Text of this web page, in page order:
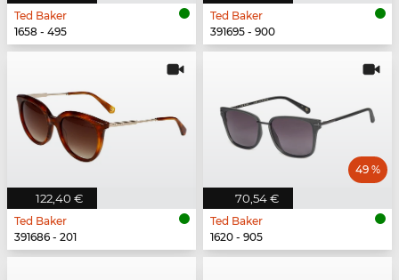
Ted Baker
1658 - 495
Ted Baker
391695 - 900
122,40 €
Ted Baker
391686 - 201
70,54 €
49 %
Ted Baker
1620 - 905